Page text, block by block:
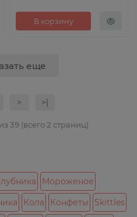
В корзину
еще
> >|
39 (всего 2 страниц)
Мороженое
Кола Конфеты
Skittles